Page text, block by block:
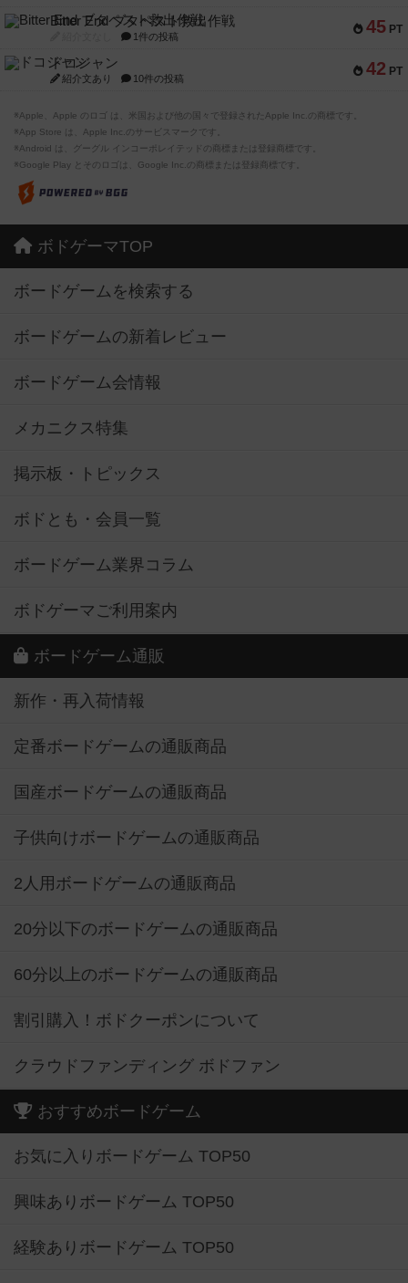
45 PT
Bitter End ブタペスト救出作戦
1件の投稿
42 PT
ドコジャン
紹介文あり 10件の投稿
※Apple、Apple のロゴ は、米国および他の国々で登録されたApple Inc.の商標です。
※App Store は、Apple Inc.のサービスマークです。
※Android は、グーグル インコーポレイテッドの商標または登録商標です。
※Google Play とそのロゴは、Google Inc.の商標または登録商標です。
ボドゲーマTOP
ボードゲームを検索する
ボードゲームの新着レビュー
ボードゲーム会情報
メカニクス特集
掲示板・トピックス
ボドとも・会員一覧
ボードゲーム業界コラム
ボドゲーマご利用案内
ボードゲーム通販
新作・再入荷情報
定番ボードゲームの通販商品
国産ボードゲームの通販商品
子供向けボードゲームの通販商品
2人用ボードゲームの通販商品
20分以下のボードゲームの通販商品
60分以上のボードゲームの通販商品
割引購入！ボドクーポンについて
クラウドファンディング ボドファン
おすすめボードゲーム
お気に入りボードゲーム TOP50
興味ありボードゲーム TOP50
経験ありボードゲーム TOP50